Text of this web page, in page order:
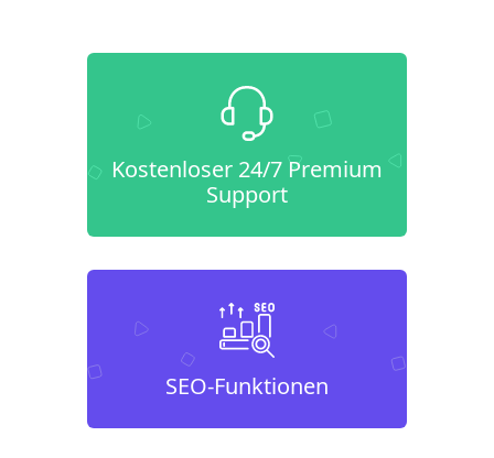
Kostenloser 24/7 Premium
Support
SEO-Funktionen